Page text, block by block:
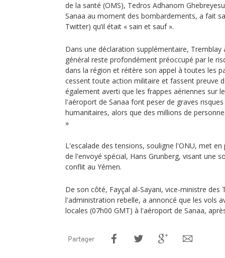
de la santé (OMS), Tedros Adhanom
Sanaa au moment des bombardements, a fait
Twitter) qu’il était « sain et sauf ».
Dans une déclaration supplémentaire, Tremblay
général reste profondément préoccupé par le
dans la région et réitère son appel à toutes les
cessent toute action militaire et fassent preuve
également averti que les frappes aériennes sur
l'aéroport de Sanaa font peser de graves
humanitaires, alors que des millions de
»
L'escalade des tensions, souligne l'ONU, met
de l'envoyé spécial, Hans Grunberg, visant une
conflit au Yémen.
De son côté, Fayçal al-Sayani, vice-ministre des
l'administration rebelle, a annoncé que les vols
locales (07h00 GMT) à l'aéroport de Sanaa,
Partager